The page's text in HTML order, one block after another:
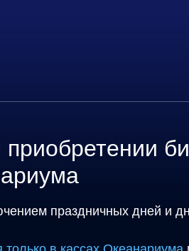
праздничных дней и